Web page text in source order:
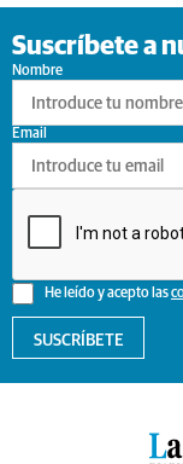
Suscríbete a
Nombre
He leído y acepto las
Email
SUSCRÍBETE